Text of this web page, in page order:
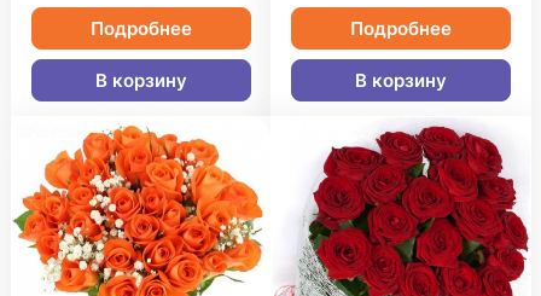
Подробнее
В корзину
Подробнее
В корзину